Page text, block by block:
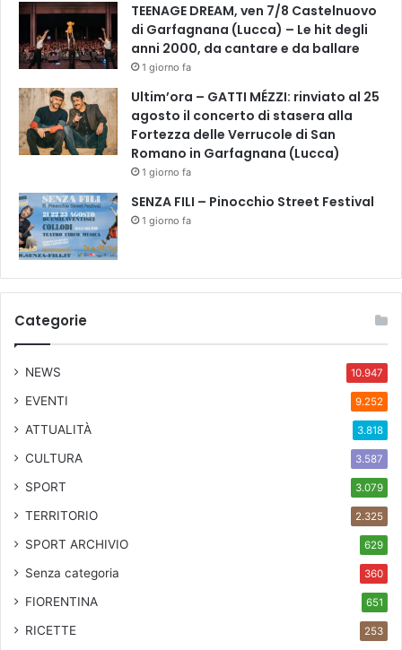
TEENAGE DREAM, ven 7/8 Castelnuovo
di Garfagnana (Lucca) – Le hit degli
anni 2000, da cantare e da ballare
1 giorno fa
Ultim’ora – GATTI MÉZZI: rinviato al 25
agosto il concerto di stasera alla
Fortezza delle Verrucole di San
Romano in Garfagnana (Lucca)
1 giorno fa
SENZA FILI – Pinocchio Street Festival
1 giorno fa
Categorie
NEWS 10.947
EVENTI 9.252
ATTUALITÀ 3.818
CULTURA 3.587
SPORT 3.079
TERRITORIO 2.325
SPORT ARCHIVIO 629
Senza categoria 360
FIORENTINA 651
RICETTE 253